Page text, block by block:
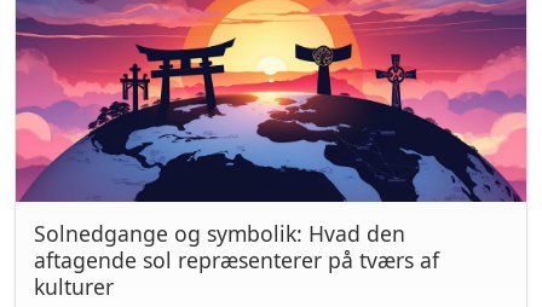
Solnedgange og symbolik: Hvad den
aftagende sol repræsenterer på tværs af
kulturer